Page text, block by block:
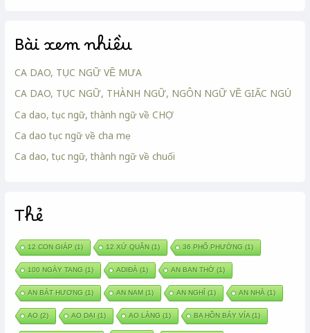
Bài xem nhiều
CA DAO, TỤC NGỮ VỀ MƯA
CA DAO, TỤC NGỮ, THÀNH NGỮ, NGÔN NGỮ VỀ GIẤC NGỦ
Ca dao, tục ngữ, thành ngữ về CHỢ
Ca dao tục ngữ về cha mẹ
Ca dao, tục ngữ, thành ngữ về chuối
Thẻ
12 CON GIÁP (1) 12 XỨ QUÂN (1) 36 PHỐ PHƯỜNG (1)
100 NGÀY TANG (1) ADIĐÀ (1) AN BAN THỜ(1)
AN BÁT HƯƠNG (1) AN NAM(1) AN NGHỈ(1) AN NHÀ (1)
AO (2) AO DẠI (1) AO LÀNG (1) BA HỒN BẢY VÍA(1)